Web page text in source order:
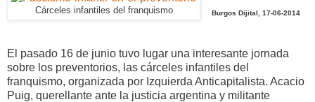
Cárceles infantiles del franquismo Burgos Dijital, 17-06-2014
El pasado 16 de junio tuvo lugar una interesante jornada
sobre los preventorios, las cárceles infantiles del
franquismo, organizada por Izquierda Anticapitalista. Acacio
Puig, querellante ante la justicia argentina y militante